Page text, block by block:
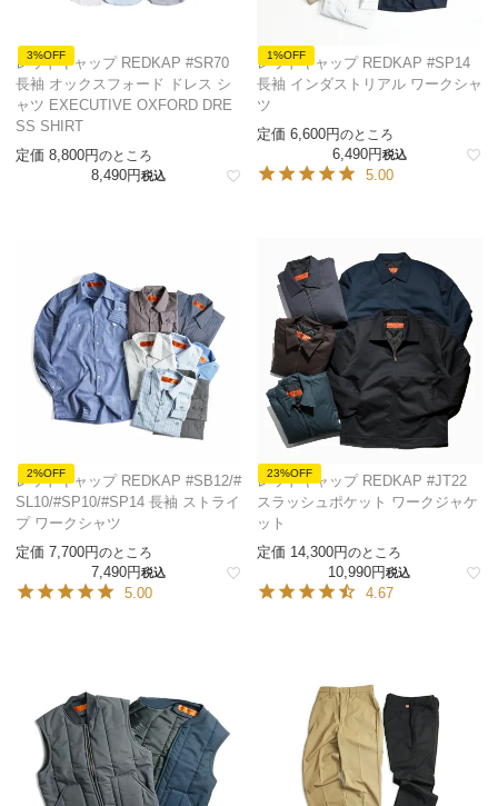
3%OFF
レッドキャップ REDKAP #SR70
長袖 オックスフォード ドレス シ
ャツ EXECUTIVE OXFORD DRE
SS SHIRT
定価 8,800 のところ
8,490 税込
1%OFF
レッドキャップ REDKAP #SP14
長袖 インダストリアル ワークシャ
ツ
定価 6,600 のところ
6,490 税込
5.00
2%OFF
レッドキャップ REDKAP #SB12/#
SL10/#SP10/#SP14 長袖 ストライ
プ ワークシャツ
定価 7,700 のところ
7,490 税込
5.00
23%OFF
レッドキャップ REDKAP #JT22
スラッシュポケット ワークジャケ
ット
定価 14,300 のところ
10,990 税込
4.67